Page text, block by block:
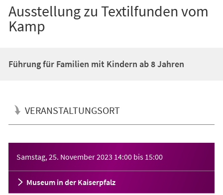
Ausstellung zu Textilfunden vom
Kamp
Führung für Familien mit Kindern ab 8 Jahren
VERANSTALTUNGSORT
Samstag, 25. November 2023 14:00 bis 15:00
Museum in der Kaiserpfalz